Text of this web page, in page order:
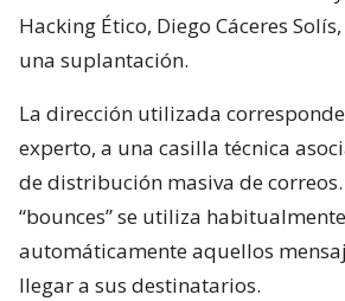
Hacking Ético, Diego Cáceres
una suplantación.
La dirección utilizada
experto, a una casilla técnica
de distribución masiva de
“bounces” se utiliza
automáticamente aquellos
llegar a sus destinatarios.